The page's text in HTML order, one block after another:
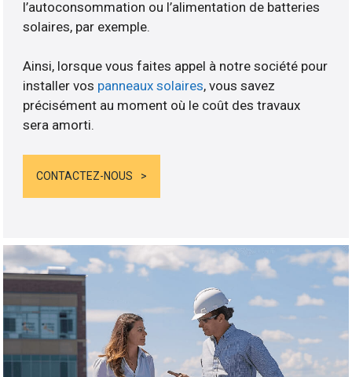
l’autoconsommation ou l’alimentation de batteries
solaires, par exemple.
Ainsi, lorsque vous faites appel à notre société pour
installer vos panneaux solaires, vous savez
précisément au moment où le coût des travaux
sera amorti.
CONTACTEZ-NOUS